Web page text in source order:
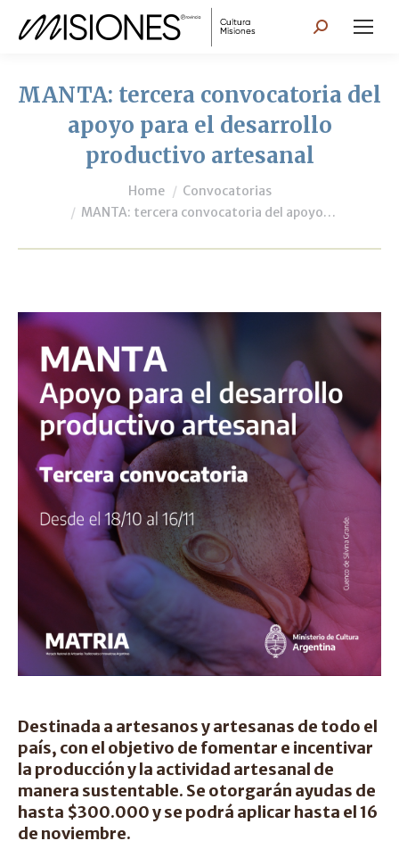
Search:
MANTA: tercera convocatoria del
apoyo para el desarrollo
productivo artesanal
Home
Convocatorias
MANTA: tercera convocatoria del apoyo…
Destinada a artesanos y artesanas de todo el
país, con el objetivo de fomentar e incentivar
la producción y la actividad artesanal de
manera sustentable. Se otorgarán ayudas de
hasta $300.000 y se podrá aplicar hasta el 16
de noviembre.